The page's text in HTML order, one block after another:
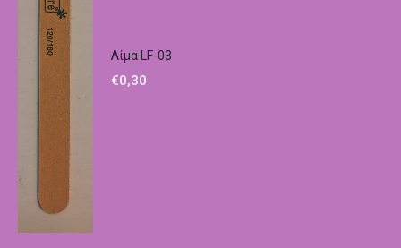
Λίμα LF-03
€0,30